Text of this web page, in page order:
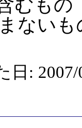
むもの
ない
日: